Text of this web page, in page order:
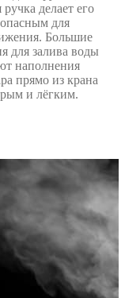
ручка делает его
для
Большие
для залива воды
наполнения
прямо из крана
и лёгким.